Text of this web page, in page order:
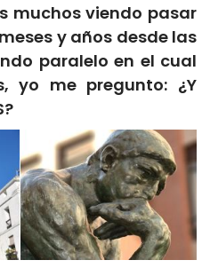
muchos viendo pasar
y años desde las
paralelo en el cual
yo me pregunto: ¿Y